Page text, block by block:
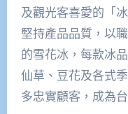
及觀光客喜愛的「
堅持產品品質，以
的雪花冰，每款冰
仙草、豆花及各式
多忠實顧客，成為